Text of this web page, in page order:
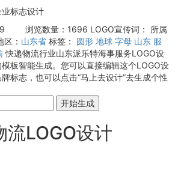
标志设计
浏览数量：1696 LOGO宣传词：
所属
区： 山东省 标签： 圆形 地球 字母 山东 服
快递物流行业山东派乐特海事服务LOGO设
板智能生成。您可以直接编辑这个LOGO设
标志，也可以点击“马上去设计”去生成个性
开始生成
流LOGO设计